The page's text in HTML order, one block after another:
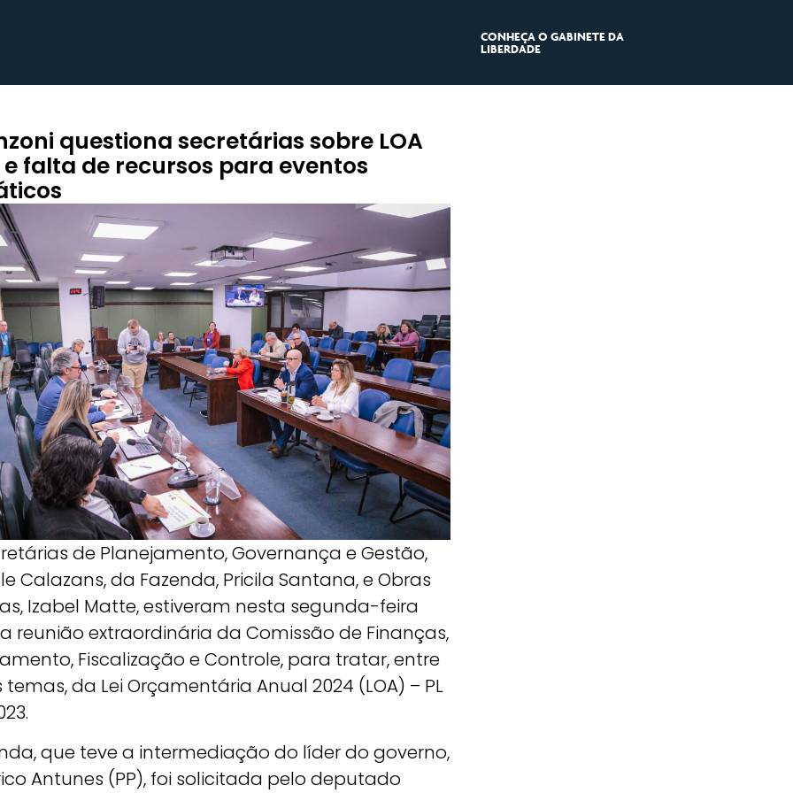
CONHEÇA O GABINETE DA
LIBERDADE
questiona secretárias sobre LOA
e falta de recursos para eventos
de Planejamento, Governança e Gestão,
Calazans, da Fazenda, Pricila Santana, e Obras
Izabel Matte, estiveram nesta segunda-feira
reunião extraordinária da Comissão de Finanças,
Fiscalização e Controle, para tratar, entre
da Lei Orçamentária Anual 2024 (LOA) – PL
que teve a intermediação do líder do governo,
Antunes (PP), foi solicitada pelo deputado